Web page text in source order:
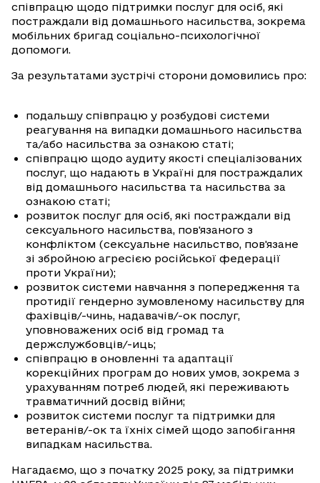
співпрацю щодо підтримки послуг для осіб, які
постраждали від домашнього насильства, зокрема
мобільних бригад соціально-психологічної
допомоги.
За результатами зустрічі сторони домовились про:
подальшу співпрацю у розбудові системи
реагування на випадки домашнього насильства
та/або насильства за ознакою статі;
співпрацю щодо аудиту якості спеціалізованих
послуг, що надають в Україні для постраждалих
від домашнього насильства та насильства за
ознакою статі;
розвиток послуг для осіб, які постраждали від
сексуального насильства, пов'язаного з
конфліктом (сексуальне насильство, пов'язане
зі збройною агресією російської федерації
проти України);
розвиток системи навчання з попередження та
протидії гендерно зумовленому насильству для
фахівців/-чинь, надавачів/-ок послуг,
уповноважених осіб від громад та
держслужбовців/-иць;
співпрацю в оновленні та адаптації
корекційних програм до нових умов, зокрема з
урахуванням потреб людей, які переживають
травматичний досвід війни;
розвиток системи послуг та підтримки для
ветеранів/-ок та їхніх сімей щодо запобігання
випадкам насильства.
Нагадаємо, що з початку 2025 року, за підтримки